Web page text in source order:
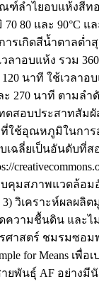
ลำไยอบแห้งสี
80 และ 90°C
ารเกิดสีน้ำตาล
ลาอบแห้ง รวม
นาที ใช้เวล
270 นาที ตาม
ดสอบประสาท
ช้อุณหภูมิในการ
ลี่ยเป็นอันดับที่
มสภาพแวดล้อม
3) วิเคราะห์ผล
ามชื้นดิน และไ
าสตร์ ชมรมซอ
for Means
ยพันธุ์ AF อย่า